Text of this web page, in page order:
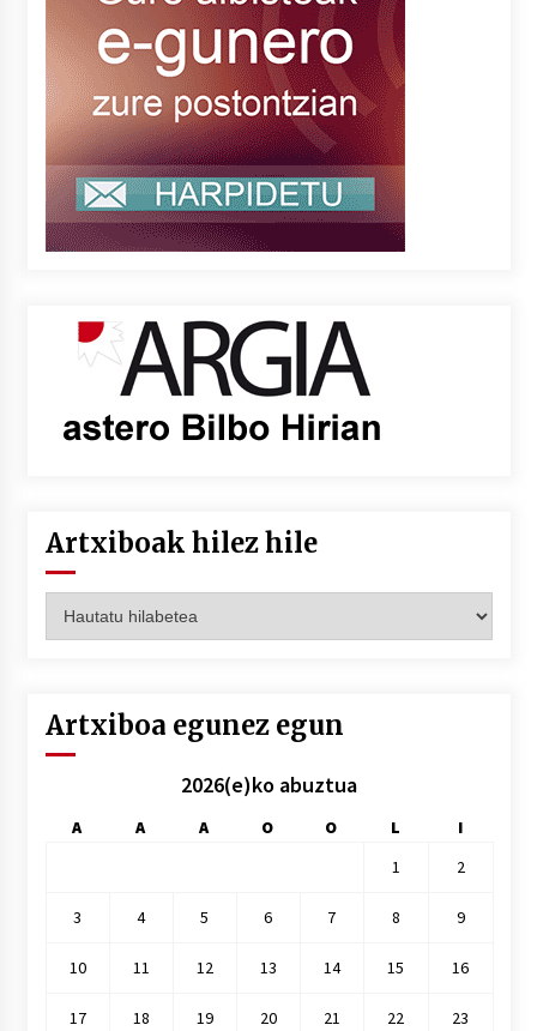
Artxiboak hilez hile
hilez
Artxiboa egunez egun
2026(e)ko abuztua
A A A O O L
I
1
2
3 4 5 6 7 8 9
10 11 12 13 14 15 16
17 18 19 20 21 22 23